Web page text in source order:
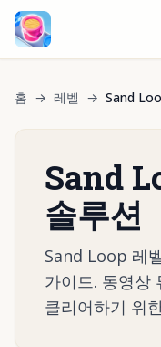
홈 → 레벨 → Sand
Sand
솔루션
Sand Loop 레
가이드. 동영상
클리어하기 위